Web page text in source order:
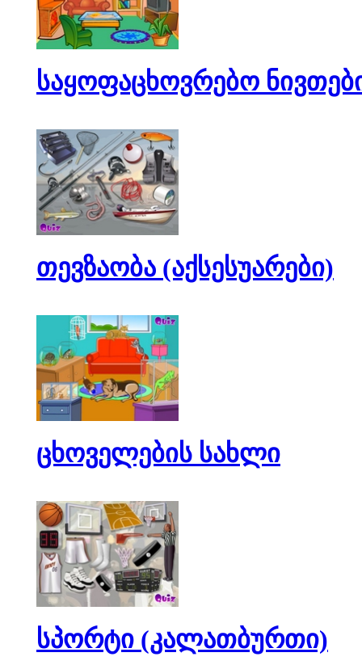
საყოფაცხოვრებო
თევზაობა (აქსესუარები)
ცხოველების სახლი
სპორტი (კალათბურთი)